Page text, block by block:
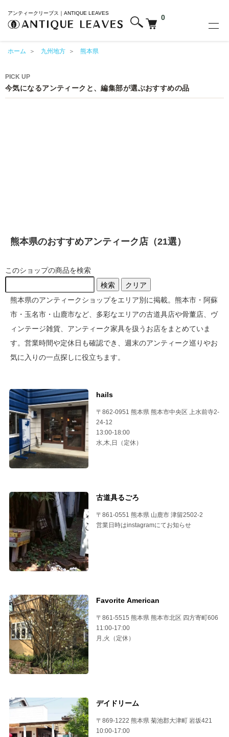
アンティークリーブス｜ANTIQUE LEAVES
0
ホーム ＞ 九州地方 ＞ 熊本県
PICK UP
今気になるアンティークと、編集部が選ぶおすすめの品
熊本県のおすすめアンティーク店（21選）
このショップの商品を検索
検索 クリア
熊本県のアンティークショップをエリア別に掲載。熊本市・阿蘇
市・玉名市・山鹿市など、多彩なエリアの古道具店や骨董店、ヴ
ィンテージ雑貨、アンティーク家具を扱うお店をまとめていま
す。営業時間や定休日も確認でき、週末のアンティーク巡りやお
気に入りの一点探しに役立ちます。
hails
〒862-0951 熊本県 熊本市中央区 上水前寺2-
24-12
13:00-18:00
水,木,日（定休）
古道具るごろ
〒861-0551 熊本県 山鹿市 津留2502-2
営業日時はinstagramにてお知らせ
Favorite American
〒861-5515 熊本県 熊本市北区 四方寄町606
11:00-17:00
月,火（定休）
デイドリーム
〒869-1222 熊本県 菊池郡大津町 岩坂421
10:00-17:00